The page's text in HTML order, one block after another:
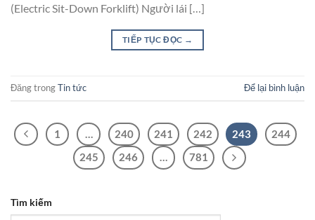
(Electric Sit-Down Forklift) Người lái […]
TIẾP TỤC ĐỌC →
Đăng trongTin tức Để lại bình luận
1 240 241 242 243
244
245
246 … 781
Tìm kiếm